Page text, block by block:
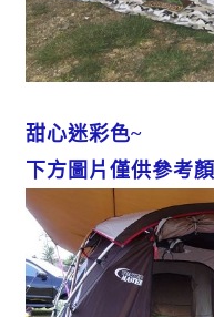
甜心迷彩色~
下方圖片僅供參考